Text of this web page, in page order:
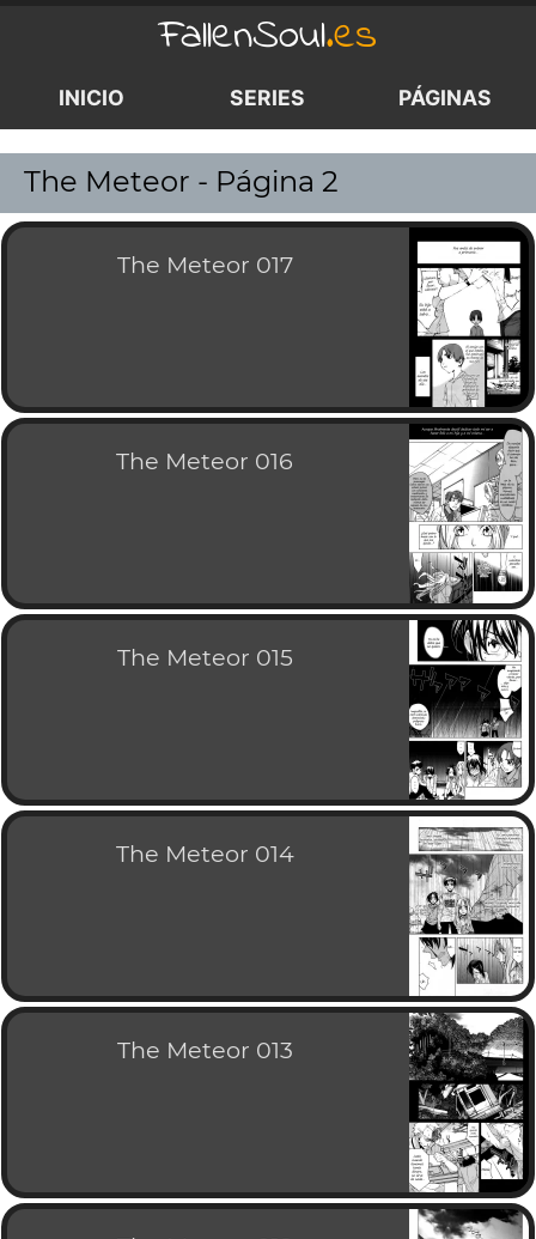
FallenSoul.es
INICIO SERIES PÁGINAS
<
The Meteor - Página 2
The Meteor 017
The Meteor 016
The Meteor 015
The Meteor 014
The Meteor 013